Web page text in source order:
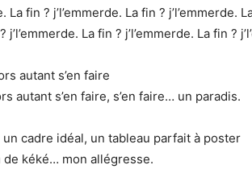
La fin ? j’l’emmerde. La fin ? j’l’emmerde.
j’l’emmerde. La fin ? j’l’emmerde. La fin ?
autant s’en faire
autant s’en faire, s’en faire… un paradis.
un cadre idéal, un tableau parfait à poster
de kéké… mon allégresse.